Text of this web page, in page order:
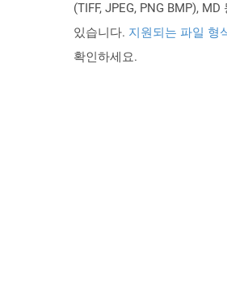
(TIFF, JPEG, PNG BMP),
있습니다. 지원되는 파일 형
확인하세요.